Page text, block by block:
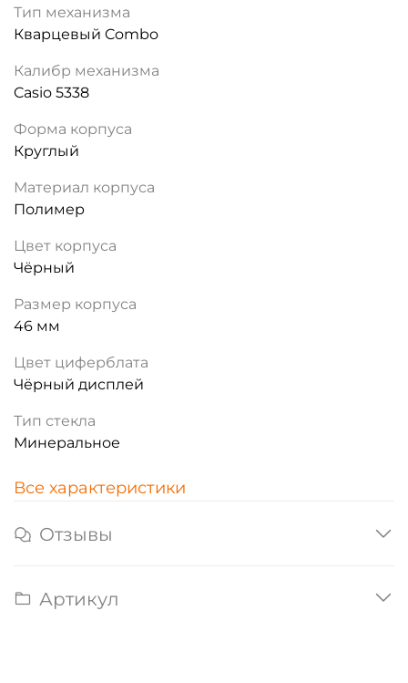
Тип механизма
Кварцевый Combo
Калибр механизма
Casio 5338
Форма корпуса
Круглый
Материал корпуса
Полимер
Цвет корпуса
Чёрный
Размер корпуса
46 мм
Цвет циферблата
Чёрный дисплей
Тип стекла
Минеральное
Все характеристики
Отзывы
Артикул